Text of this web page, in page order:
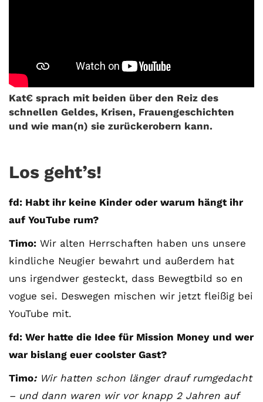
Kat€ sprach mit beiden über den Reiz des
schnellen Geldes, Krisen, Frauengeschichten
und wie man(n) sie zurückerobern kann.
Los geht’s!
fd: Habt ihr keine Kinder oder warum hängt ihr
auf YouTube rum?
Timo: Wir alten Herrschaften haben uns unsere
kindliche Neugier bewahrt und außerdem hat
uns irgendwer gesteckt, dass Bewegtbild so en
vogue sei. Deswegen mischen wir jetzt fleißig bei
YouTube mit.
fd: Wer hatte die Idee für Mission Money und wer
war bislang euer coolster Gast?
Timo:Wir hatten schon länger drauf rumgedacht
– und dann waren wir vor knapp 2 Jahren auf